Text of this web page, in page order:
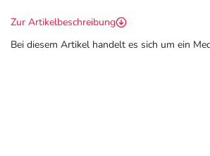
Zur Artikelbeschreibung
Bei diesem Artikel handelt es sich um ein